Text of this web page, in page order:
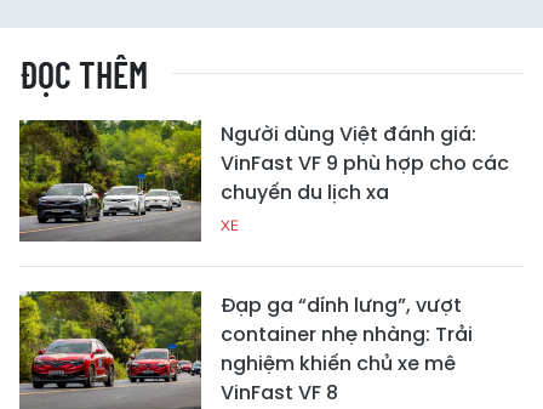
ĐỌC THÊM
Người dùng Việt đánh giá:
VinFast VF 9 phù hợp cho các
chuyến du lịch xa
XE
Đạp ga “dính lưng”, vượt
container nhẹ nhàng: Trải
nghiệm khiến chủ xe mê
VinFast VF 8